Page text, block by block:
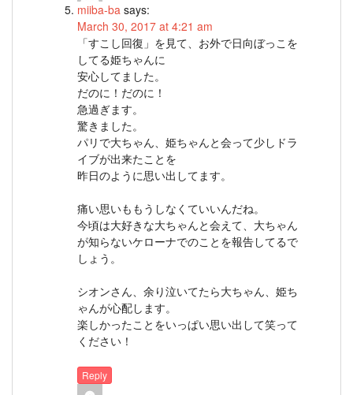
miiba-ba says:
March 30, 2017 at 4:21 am
「すこし回復」を見て、お外で日向ぼっこを
してる姫ちゃんに
安心してました。
だのに！だのに！
急過ぎます。
驚きました。
パリで大ちゃん、姫ちゃんと会って少しドラ
イブが出来たことを
昨日のように思い出してます。
痛い思いももうしなくていいんだね。
今頃は大好きな大ちゃんと会えて、大ちゃん
が知らないケローナでのことを報告してるで
しょう。
シオンさん、余り泣いてたら大ちゃん、姫ち
ゃんが心配します。
楽しかったことをいっぱい思い出して笑って
ください！
Reply